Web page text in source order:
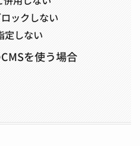
ックしない
定しない
を使う場合